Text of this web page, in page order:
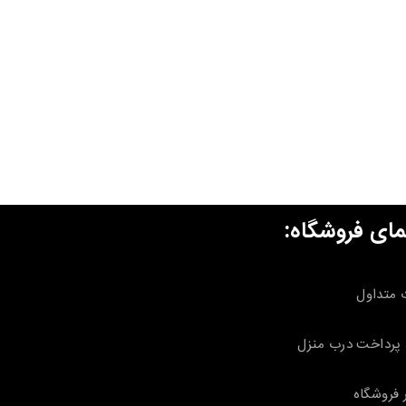
فروشگاه:
متداول
پرداخت درب منزل
فروشگاه